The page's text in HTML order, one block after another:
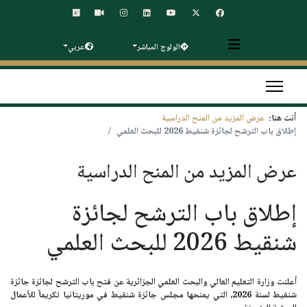
الولوج المباشر عربي
أنت هنا: عرض المزيد من المنح الدراسية
إطلاق باب الترشح لجائزة شنقيط 2026 للبحث العلمي
عرض المزيد من المنح الدراسية
إطلاق باب الترشح لجائزة
شنقيط 2026 للبحث العلمي
أعلنت وزارة التعليم العالي والبحث العلمي الجزائريةعن فتح باب الترشح لجائزة جائزة
شنقيطلسنة 2026، التي يمنحها مجلس جائزة شنقيط في موريتانيا تكريماً للأعمال